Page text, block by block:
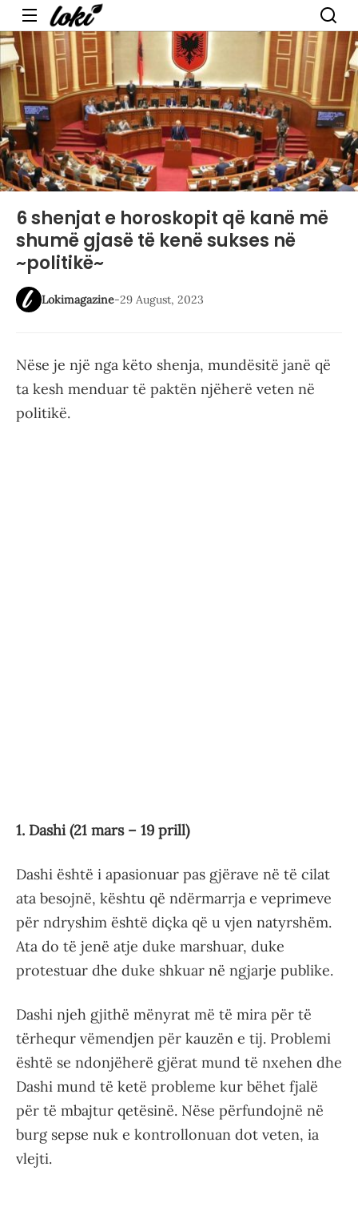
Menu
6 shenjat e horoskopit që kanë më
shumë gjasë të kenë sukses në
~politikë~
Lokimagazine-29 August, 2023
Nëse je një nga këto shenja, mundësitë janë që
ta kesh menduar të paktën njëherë veten në
politikë.
1. Dashi (21 mars – 19 prill)
Dashi është i apasionuar pas gjërave në të cilat
ata besojnë, kështu që ndërmarrja e veprimeve
për ndryshim është diçka që u vjen natyrshëm.
Ata do të jenë atje duke marshuar, duke
protestuar dhe duke shkuar në ngjarje publike.
Dashi njeh gjithë mënyrat më të mira për të
tërhequr vëmendjen për kauzën e tij. Problemi
është se ndonjëherë gjërat mund të nxehen dhe
Dashi mund të ketë probleme kur bëhet fjalë
për të mbajtur qetësinë. Nëse përfundojnë në
burg sepse nuk e kontrollonuan dot veten, ia
vlejti.